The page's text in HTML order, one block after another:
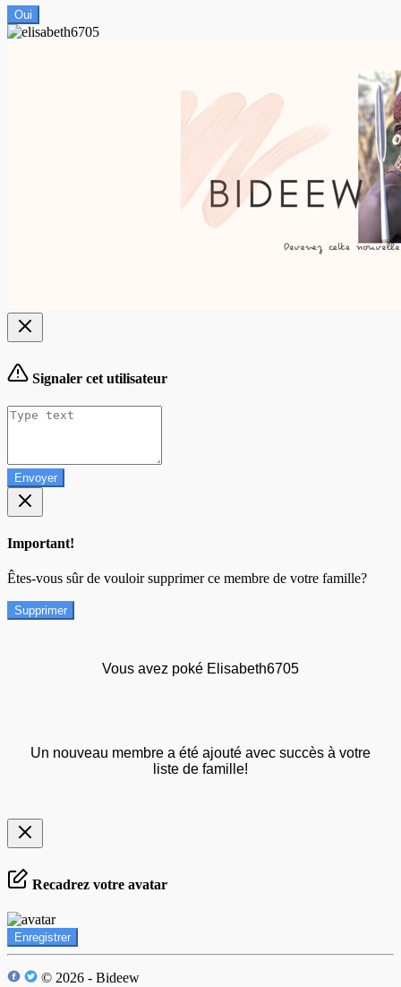
Oui
Signaler cet utilisateur
Envoyer
Important!
Êtes-vous sûr de vouloir supprimer ce membre de votre famille?
Supprimer
Vous avez poké Elisabeth6705
Un nouveau membre a été ajouté avec succès à votre
liste de famille!
Recadrez votre avatar
Enregistrer
© 2026 - Bideew